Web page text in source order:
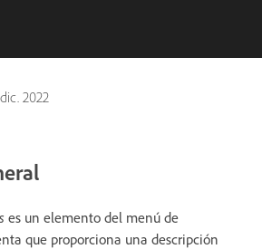
2022
es un elemento del menú de
que proporciona una descripción